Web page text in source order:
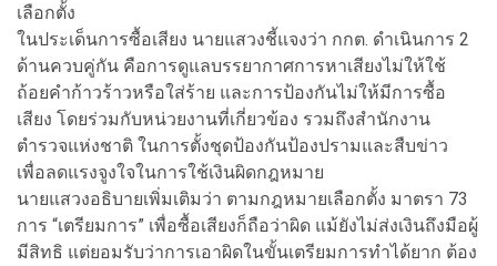
เลือกตั้ง
ในประเด็นการซื้อเสียง นายแสวงชี้แจงว่า กกต. ดำเนินการ 2
ด้านควบคู่กัน คือการดูแลบรรยากาศการหาเสียงไม่ให้ใช้
ถ้อยคำก้าวร้าวหรือใส่ร้าย และการป้องกันไม่ให้มีการซื้อ
เสียง โดยร่วมกับหน่วยงานที่เกี่ยวข้อง รวมถึงสำนักงาน
ตำรวจแห่งชาติ ในการตั้งชุดป้องกันป้องปรามและสืบข่าว
เพื่อลดแรงจูงใจในการใช้เงินผิดกฎหมาย
นายแสวงอธิบายเพิ่มเติมว่า ตามกฎหมายเลือกตั้ง มาตรา 73
การ “เตรียมการ” เพื่อซื้อเสียงก็ถือว่าผิด แม้ยังไม่ส่งเงินถึงมือผู้
มีสิทธิ แต่ยอมรับว่าการเอาผิดในขั้นเตรียมการทำได้ยาก ต้อง